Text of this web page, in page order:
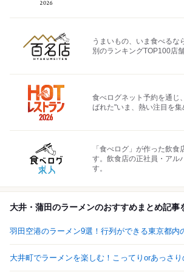
うまいもの、いま食べるな
別のランキングTOP100店舗
食べログネット予約を通じ
ばれた"いま、熱い注目を集
「食べログ」が作った飲
す。飲食店の正社員・アル
す。
大井・蒲田のラーメンのおすすめまとめ記事
羽田空港のラーメン9選！行列ができる東京都内
大井町でラーメンを楽しむ！こってりorあっさり